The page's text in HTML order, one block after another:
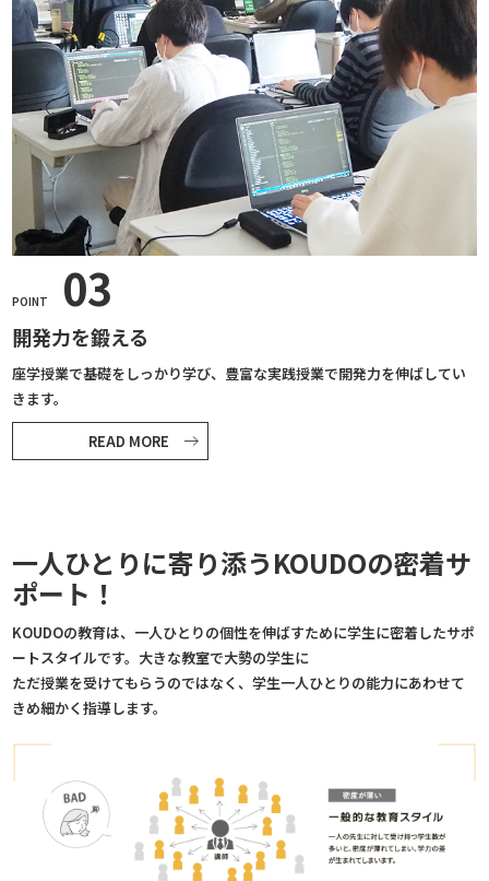
POINT 03
開発力を鍛える
座学授業で基礎をしっかり学び、豊富な実践授業で開発力を伸ばしてい
きます。
READ MORE
一人ひとりに寄り添うKOUDOの密着サ
ポート！
KOUDOの教育は、一人ひとりの個性を伸ばすために学生に密着したサポ
ートスタイルです。大きな教室で大勢の学生に
ただ授業を受けてもらうのではなく、学生一人ひとりの能力にあわせて
きめ細かく指導します。